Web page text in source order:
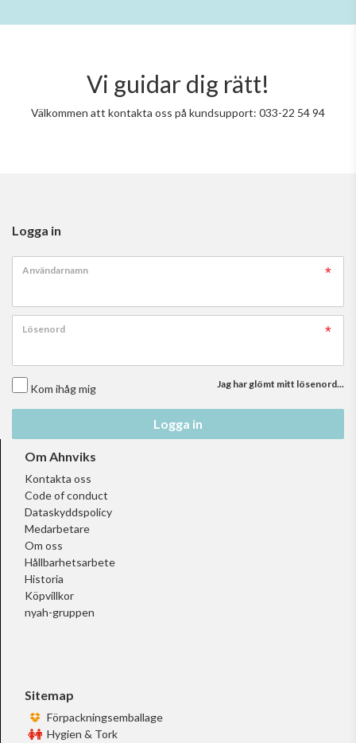
Vi guidar dig rätt!
Välkommen att kontakta oss på kundsupport: 033-22 54 94
Logga in
Användarnamn
Lösenord
Kom ihåg mig Jag har glömt mitt lösenord...
Logga in
Om Ahnviks
Kontakta oss
Code of conduct
Dataskyddspolicy
Medarbetare
Om oss
Hållbarhetsarbete
Historia
Köpvillkor
nyah-gruppen
Sitemap
Förpackningsemballage
Hygien & Tork